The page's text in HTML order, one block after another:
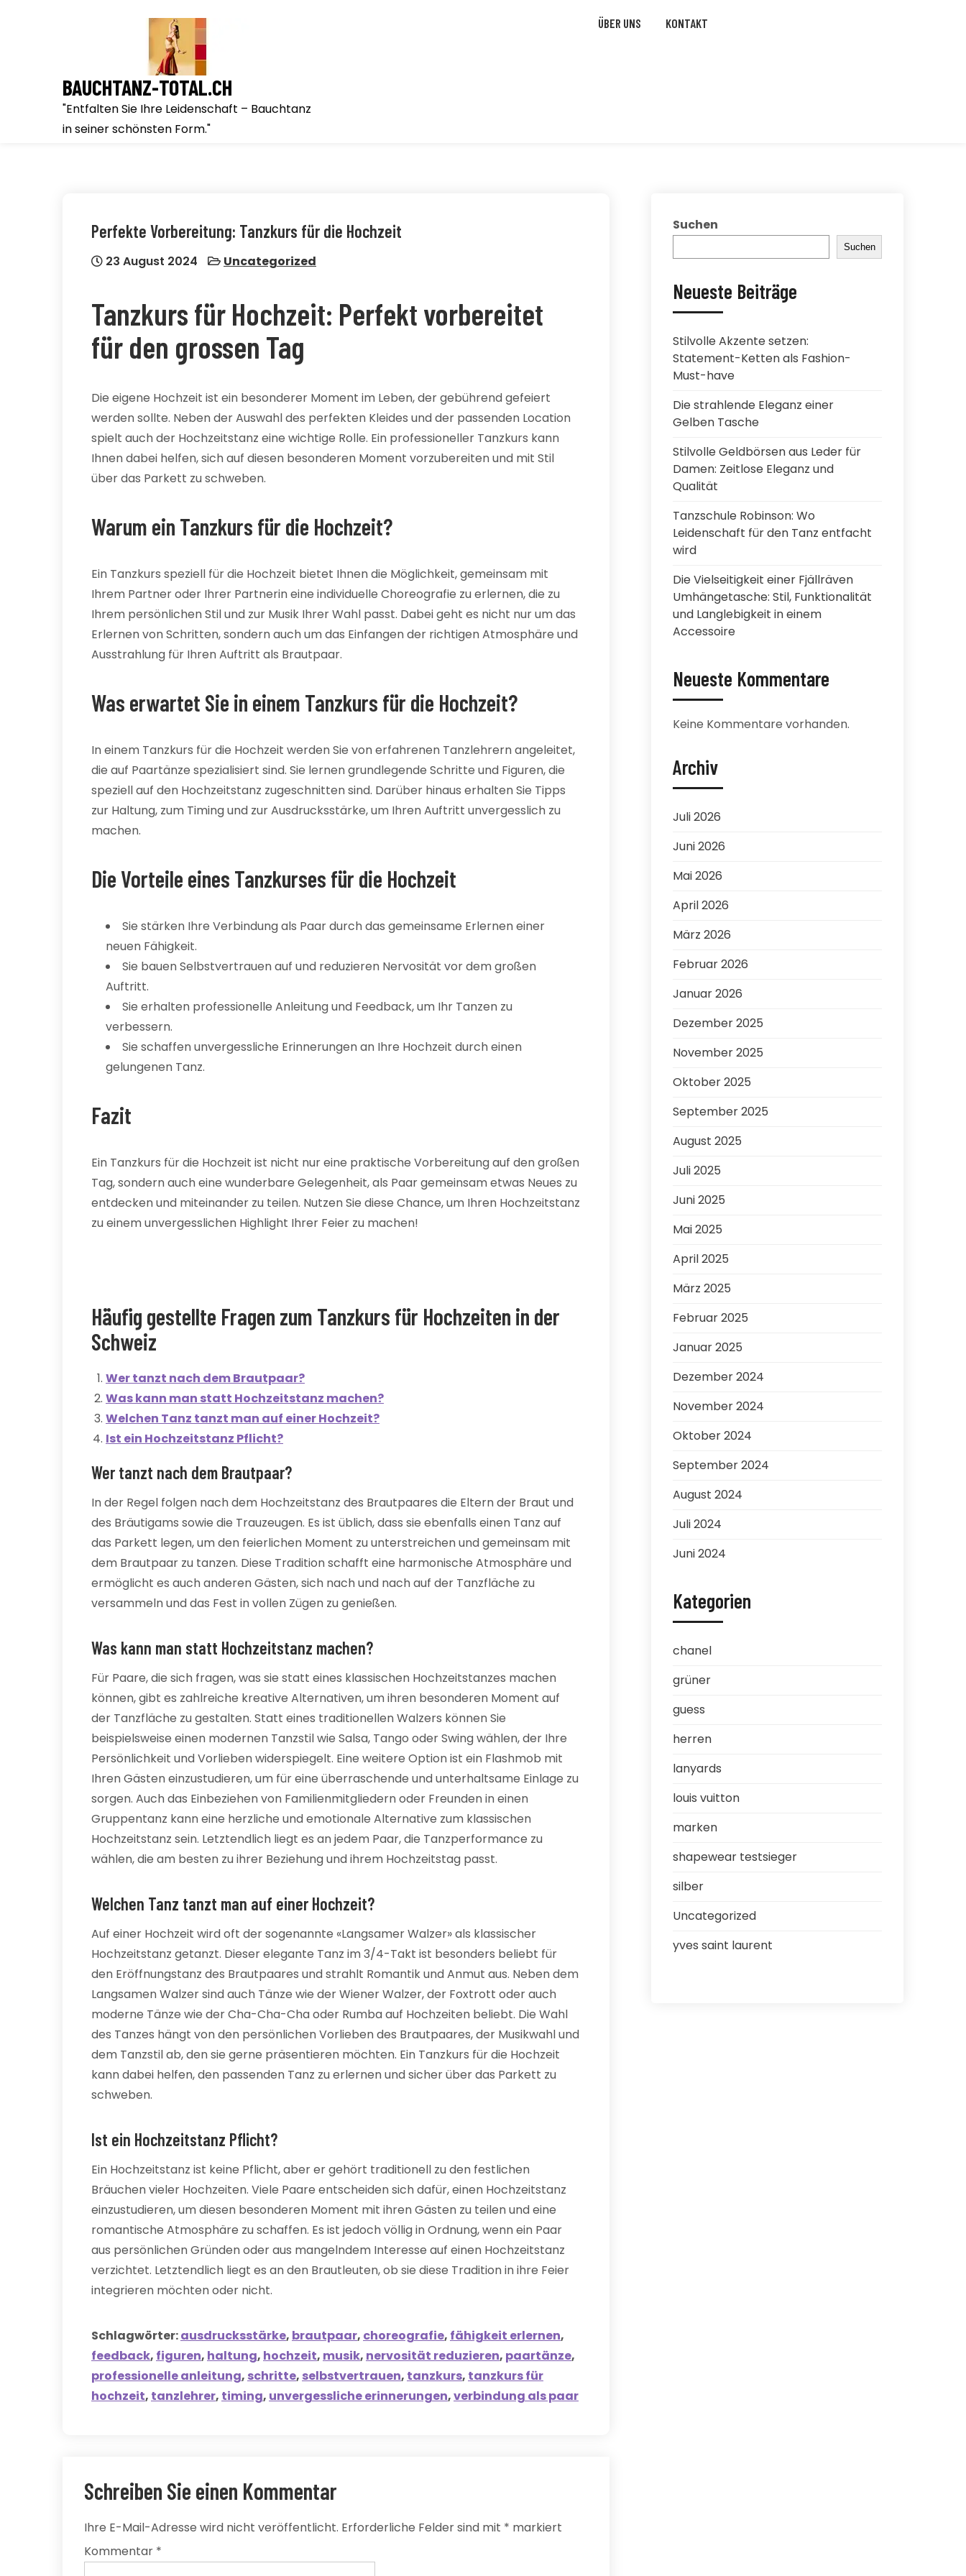
BAUCHTANZ-TOTAL.CH
"Entfalten Sie Ihre Leidenschaft – Bauchtanz
in seiner schönsten Form."
ÜBER UNS KONTAKT
Perfekte Vorbereitung: Tanzkurs für die Hochzeit
23 August 2024 Uncategorized
Tanzkurs für Hochzeit: Perfekt vorbereitet
für den grossen Tag
Die eigene Hochzeit ist ein besonderer Moment im Leben, der gebührend gefeiert
werden sollte. Neben der Auswahl des perfekten Kleides und der passenden Location
spielt auch der Hochzeitstanz eine wichtige Rolle. Ein professioneller Tanzkurs kann
Ihnen dabei helfen, sich auf diesen besonderen Moment vorzubereiten und mit Stil
über das Parkett zu schweben.
Warum ein Tanzkurs für die Hochzeit?
Ein Tanzkurs speziell für die Hochzeit bietet Ihnen die Möglichkeit, gemeinsam mit
Ihrem Partner oder Ihrer Partnerin eine individuelle Choreografie zu erlernen, die zu
Ihrem persönlichen Stil und zur Musik Ihrer Wahl passt. Dabei geht es nicht nur um das
Erlernen von Schritten, sondern auch um das Einfangen der richtigen Atmosphäre und
Ausstrahlung für Ihren Auftritt als Brautpaar.
Was erwartet Sie in einem Tanzkurs für die Hochzeit?
In einem Tanzkurs für die Hochzeit werden Sie von erfahrenen Tanzlehrern angeleitet,
die auf Paartänze spezialisiert sind. Sie lernen grundlegende Schritte und Figuren, die
speziell auf den Hochzeitstanz zugeschnitten sind. Darüber hinaus erhalten Sie Tipps
zur Haltung, zum Timing und zur Ausdrucksstärke, um Ihren Auftritt unvergesslich zu
machen.
Die Vorteile eines Tanzkurses für die Hochzeit
Sie stärken Ihre Verbindung als Paar durch das gemeinsame Erlernen einer
neuen Fähigkeit.
Sie bauen Selbstvertrauen auf und reduzieren Nervosität vor dem großen
Auftritt.
Sie erhalten professionelle Anleitung und Feedback, um Ihr Tanzen zu
verbessern.
Sie schaffen unvergessliche Erinnerungen an Ihre Hochzeit durch einen
gelungenen Tanz.
Fazit
Ein Tanzkurs für die Hochzeit ist nicht nur eine praktische Vorbereitung auf den großen
Tag, sondern auch eine wunderbare Gelegenheit, als Paar gemeinsam etwas Neues zu
entdecken und miteinander zu teilen. Nutzen Sie diese Chance, um Ihren Hochzeitstanz
zu einem unvergesslichen Highlight Ihrer Feier zu machen!
Häufig gestellte Fragen zum Tanzkurs für Hochzeiten in der
Schweiz
Wer tanzt nach dem Brautpaar?
Was kann man statt Hochzeitstanz machen?
Welchen Tanz tanzt man auf einer Hochzeit?
Ist ein Hochzeitstanz Pflicht?
Wer tanzt nach dem Brautpaar?
In der Regel folgen nach dem Hochzeitstanz des Brautpaares die Eltern der Braut und
des Bräutigams sowie die Trauzeugen. Es ist üblich, dass sie ebenfalls einen Tanz auf
das Parkett legen, um den feierlichen Moment zu unterstreichen und gemeinsam mit
dem Brautpaar zu tanzen. Diese Tradition schafft eine harmonische Atmosphäre und
ermöglicht es auch anderen Gästen, sich nach und nach auf der Tanzfläche zu
versammeln und das Fest in vollen Zügen zu genießen.
Was kann man statt Hochzeitstanz machen?
Für Paare, die sich fragen, was sie statt eines klassischen Hochzeitstanzes machen
können, gibt es zahlreiche kreative Alternativen, um ihren besonderen Moment auf
der Tanzfläche zu gestalten. Statt eines traditionellen Walzers können Sie
beispielsweise einen modernen Tanzstil wie Salsa, Tango oder Swing wählen, der Ihre
Persönlichkeit und Vorlieben widerspiegelt. Eine weitere Option ist ein Flashmob mit
Ihren Gästen einzustudieren, um für eine überraschende und unterhaltsame Einlage zu
sorgen. Auch das Einbeziehen von Familienmitgliedern oder Freunden in einen
Gruppentanz kann eine herzliche und emotionale Alternative zum klassischen
Hochzeitstanz sein. Letztendlich liegt es an jedem Paar, die Tanzperformance zu
wählen, die am besten zu ihrer Beziehung und ihrem Hochzeitstag passt.
Welchen Tanz tanzt man auf einer Hochzeit?
Auf einer Hochzeit wird oft der sogenannte «Langsamer Walzer» als klassischer
Hochzeitstanz getanzt. Dieser elegante Tanz im 3/4-Takt ist besonders beliebt für
den Eröffnungstanz des Brautpaares und strahlt Romantik und Anmut aus. Neben dem
Langsamen Walzer sind auch Tänze wie der Wiener Walzer, der Foxtrott oder auch
moderne Tänze wie der Cha-Cha-Cha oder Rumba auf Hochzeiten beliebt. Die Wahl
des Tanzes hängt von den persönlichen Vorlieben des Brautpaares, der Musikwahl und
dem Tanzstil ab, den sie gerne präsentieren möchten. Ein Tanzkurs für die Hochzeit
kann dabei helfen, den passenden Tanz zu erlernen und sicher über das Parkett zu
schweben.
Ist ein Hochzeitstanz Pflicht?
Ein Hochzeitstanz ist keine Pflicht, aber er gehört traditionell zu den festlichen
Bräuchen vieler Hochzeiten. Viele Paare entscheiden sich dafür, einen Hochzeitstanz
einzustudieren, um diesen besonderen Moment mit ihren Gästen zu teilen und eine
romantische Atmosphäre zu schaffen. Es ist jedoch völlig in Ordnung, wenn ein Paar
aus persönlichen Gründen oder aus mangelndem Interesse auf einen Hochzeitstanz
verzichtet. Letztendlich liegt es an den Brautleuten, ob sie diese Tradition in ihre Feier
integrieren möchten oder nicht.
Schlagwörter:ausdrucksstärke, brautpaar, choreografie, fähigkeit erlernen,
feedback, figuren, haltung, hochzeit, musik, nervosität reduzieren, paartänze,
professionelle anleitung, schritte, selbstvertrauen, tanzkurs, tanzkurs für
hochzeit, tanzlehrer, timing, unvergessliche erinnerungen,verbindung als paar
Schreiben Sie einen Kommentar
Ihre E-Mail-Adresse wird nicht veröffentlicht. Erforderliche Felder sind mit * markiert
Kommentar *
Suchen
Suchen
Neueste Beiträge
Stilvolle Akzente setzen:
Statement-Ketten als Fashion-
Must-have
Die strahlende Eleganz einer
Gelben Tasche
Stilvolle Geldbörsen aus Leder für
Damen: Zeitlose Eleganz und
Qualität
Tanzschule Robinson: Wo
Leidenschaft für den Tanz entfacht
wird
Die Vielseitigkeit einer Fjällräven
Umhängetasche: Stil, Funktionalität
und Langlebigkeit in einem
Accessoire
Neueste Kommentare
Keine Kommentare vorhanden.
Archiv
Juli 2026
Juni 2026
Mai 2026
April 2026
März 2026
Februar 2026
Januar 2026
Dezember 2025
November 2025
Oktober 2025
September 2025
August 2025
Juli 2025
Juni 2025
Mai 2025
April 2025
März 2025
Februar 2025
Januar 2025
Dezember 2024
November 2024
Oktober 2024
September 2024
August 2024
Juli 2024
Juni 2024
Kategorien
chanel
grüner
guess
herren
lanyards
louis vuitton
marken
shapewear testsieger
silber
Uncategorized
yves saint laurent